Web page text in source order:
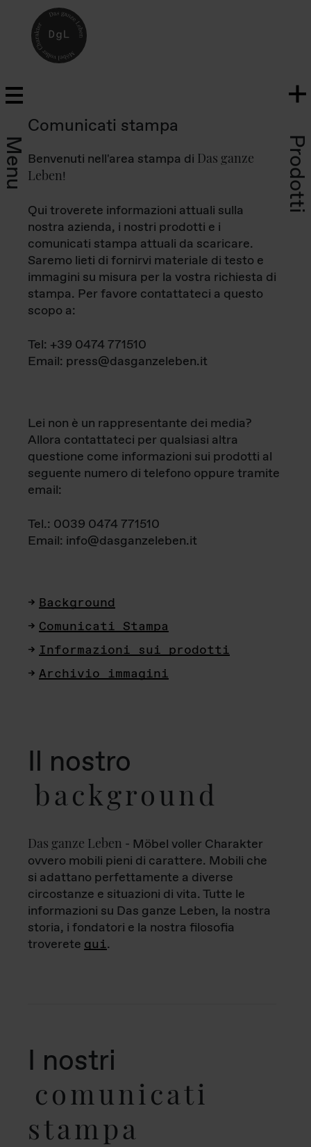
Menu Prodotti
Comunicati stampa
Benvenuti nell'area stampa di Das ganze
Leben!
Qui troverete informazioni attuali sulla
nostra azienda, i nostri prodotti e i
comunicati stampa attuali da scaricare.
Saremo lieti di fornirvi materiale di testo e
immagini su misura per la vostra richiesta di
stampa. Per favore contattateci a questo
scopo a:
Tel: +39 0474 771510
Email: press@dasganzeleben.it
Lei non è un rappresentante dei media?
Allora contattateci per qualsiasi altra
questione come informazioni sui prodotti al
seguente numero di telefono oppure tramite
email:
Tel.: 0039 0474 771510
Email: info@dasganzeleben.it
Background
Comunicati Stampa
Informazioni sui prodotti
Archivio immagini
Il nostro
background
Das ganze Leben - Möbel voller Charakter
ovvero mobili pieni di carattere. Mobili che
si adattano perfettamente a diverse
circostanze e situazioni di vita. Tutte le
informazioni su Das ganze Leben, la nostra
storia, i fondatori e la nostra filosofia
troverete qui.
I nostri
comunicati
stampa